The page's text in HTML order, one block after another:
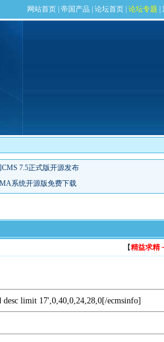
【精益求精
desc limit 17',0,40,0,24,28,0[/ecmsinfo]